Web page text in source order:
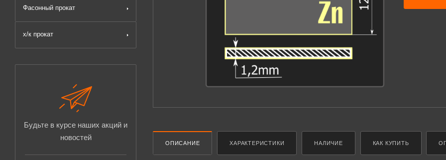
ОПИСАНИЕ ХАРАКТЕРИСТИКИ НАЛИЧИЕ КАК КУПИТЬ
Фасонный прокат
х/к прокат
Будьте в курсе наших акций и
новостей